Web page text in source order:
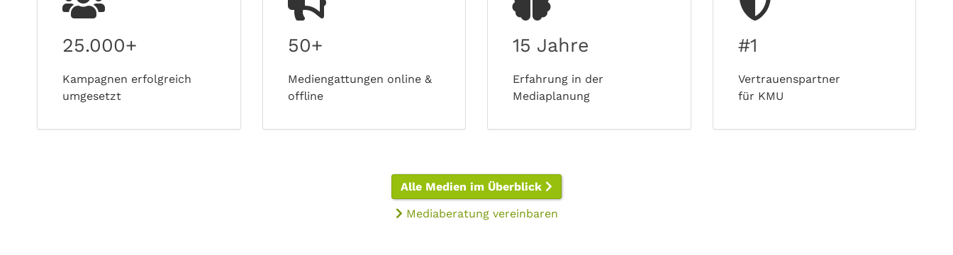
25.000+
Kampagnen erfolgreich
umgesetzt
50+
Mediengattungen online &
offline
15 Jahre
Erfahrung in der
Mediaplanung
#1
Vertrauenspartner
für KMU
Alle Medien im Überblick
Mediaberatung vereinbaren